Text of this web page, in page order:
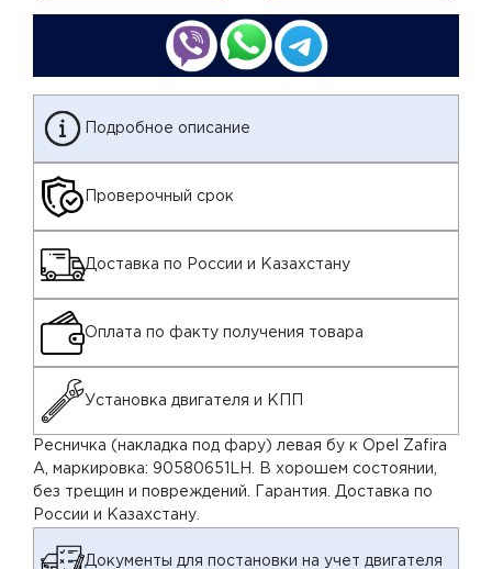
Подробное описание
Проверочный срок
Доставка по России и Казахстану
Оплата по факту получения товара
Установка двигателя и КПП
Ресничка (накладка под фару) левая бу к Opel Zafira
A, маркировка: 90580651LH. В хорошем состоянии,
без трещин и повреждений. Гарантия. Доставка по
России и Казахстану.
Документы для постановки на учет двигателя